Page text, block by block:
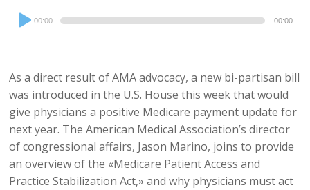
Audio
Player
00:00 00:00
As a direct result of AMA advocacy, a new bi-partisan bill
was introduced in the U.S. House this week that would
give physicians a positive Medicare payment update for
next year. The American Medical Association’s director
of congressional affairs, Jason Marino, joins to provide
an overview of the «Medicare Patient Access and
Practice Stabilization Act,» and why physicians must act